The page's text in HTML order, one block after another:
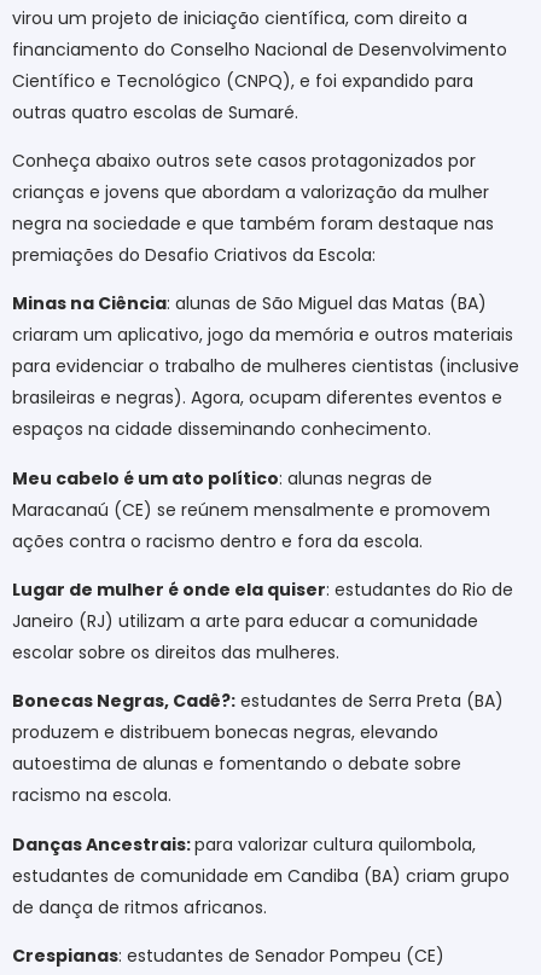
virou um projeto de iniciação científica, com direito a
financiamento do Conselho Nacional de Desenvolvimento
Científico e Tecnológico (CNPQ), e foi expandido para
outras quatro escolas de Sumaré.
Conheça abaixo outros sete casos protagonizados por
crianças e jovens que abordam a valorização da mulher
negra na sociedade e que também foram destaque nas
premiações do Desafio Criativos da Escola:
Minas na Ciência: alunas de São Miguel das Matas (BA)
criaram um aplicativo, jogo da memória e outros materiais
para evidenciar o trabalho de mulheres cientistas (inclusive
brasileiras e negras). Agora, ocupam diferentes eventos e
espaços na cidade disseminando conhecimento.
Meu cabelo é um ato político: alunas negras de
Maracanaú (CE) se reúnem mensalmente e promovem
ações contra o racismo dentro e fora da escola.
Lugar de mulher é onde ela quiser: estudantes do Rio de
Janeiro (RJ) utilizam a arte para educar a comunidade
escolar sobre os direitos das mulheres.
Bonecas Negras, Cadê?: estudantes de Serra Preta (BA)
produzem e distribuem bonecas negras, elevando
autoestima de alunas e fomentando o debate sobre
racismo na escola.
Danças Ancestrais:para valorizar cultura quilombola,
estudantes de comunidade em Candiba (BA) criam grupo
de dança de ritmos africanos.
Crespianas: estudantes de Senador Pompeu (CE)